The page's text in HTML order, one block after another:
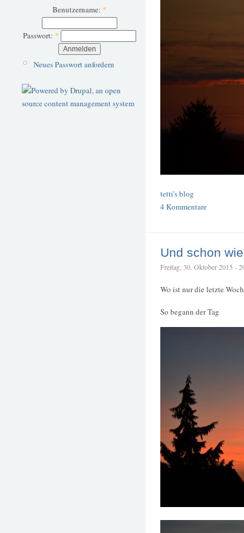
Benutzername: *
Passwort: *
Neues Passwort anfordern
tetti's blog
4 Kommentare
Und schon
Freitag, 30. Oktober 2015 -
Wo ist nur die letzte
So begann der Tag